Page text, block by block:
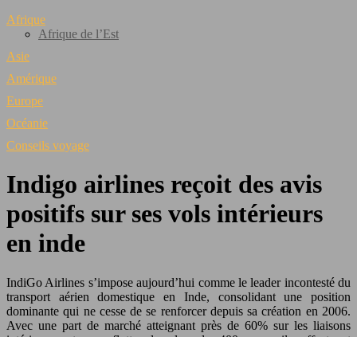
Afrique
Afrique de l’Est
Asie
Amérique
Europe
Océanie
Conseils voyage
Indigo airlines reçoit des avis
positifs sur ses vols intérieurs
en inde
IndiGo Airlines s’impose aujourd’hui comme le leader incontesté du
transport aérien domestique en Inde, consolidant une position
dominante qui ne cesse de se renforcer depuis sa création en 2006.
Avec une part de marché atteignant près de 60% sur les liaisons